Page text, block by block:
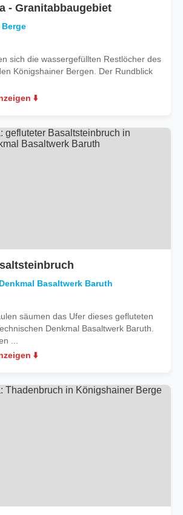
- Granitabbaugebietin
sich die wassergefüllten Restlöcher des
Königshainer Bergen. Der Rundblick
⬇️
Technisches
Baruth
Basaltwerk Baruth
säumen das Ufer dieses gefluteten
Denkmal Basaltwerk Baruth.
...
⬇️